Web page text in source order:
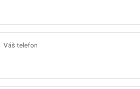
Váš telefon